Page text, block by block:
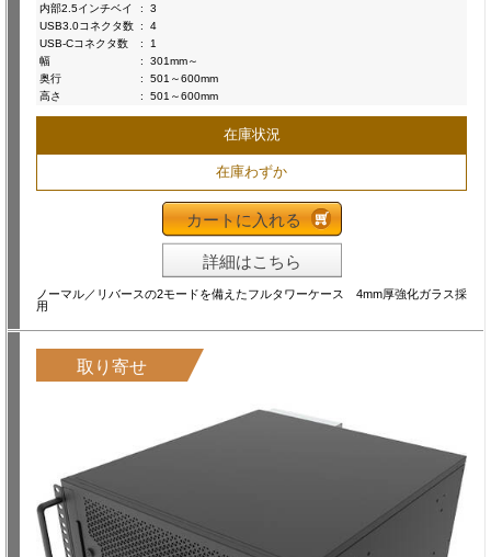
内部2.5インチベイ
:
3
USB3.0コネクタ数 :
4
USB-Cコネクタ数
:
1
幅
:
301mm～
奥行
:
501～600mm
高さ
: 501～600mm
在庫状況
在庫わずか
カートに入れる
詳細はこちら
ノーマル／リバースの2モードを備えたフルタワーケース 4mm厚強化ガラス採
用
取り寄せ